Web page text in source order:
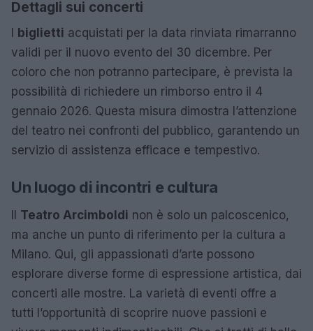
Dettagli sui concerti
biglietti acquistati per la data rinviata rimarranno
validi per il nuovo evento del 30 dicembre. Per
coloro che non potranno partecipare, è prevista la
possibilità di richiedere un rimborso entro il 4
gennaio 2026. Questa misura dimostra l’attenzione
del teatro nei confronti del pubblico, garantendo un
servizio di assistenza efficace e tempestivo.
Un luogo di incontri e cultura
Teatro Arcimboldi non è solo un palcoscenico,
ma anche un punto di riferimento per la cultura a
Milano. Qui, gli appassionati d’arte possono
esplorare diverse forme di espressione artistica, dai
concerti alle mostre. La varietà di eventi offre a
tutti l’opportunità di scoprire nuove passioni e